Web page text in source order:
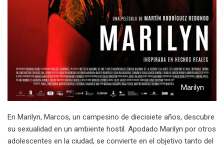
Marilyn
En Marilyn, Marcos, un campesino de diecisiete años, descubre
su sexualidad en un ambiente hostil. Apodado Marilyn por otros
adolescentes en la ciudad, se convierte en el objetivo tanto del